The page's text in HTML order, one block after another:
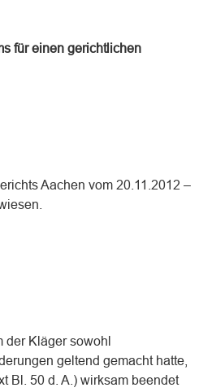
für einen gerichtlichen
Aachen vom 20.11.2012 –
der Kläger sowohl
geltend gemacht hatte,
Bl. 50 d. A.) wirksam beendet